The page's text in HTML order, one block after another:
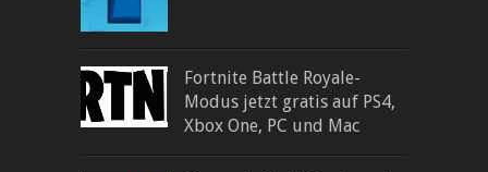
Fortnite Battle Royale-
Modus jetzt gratis auf PS4,
Xbox One, PC und Mac